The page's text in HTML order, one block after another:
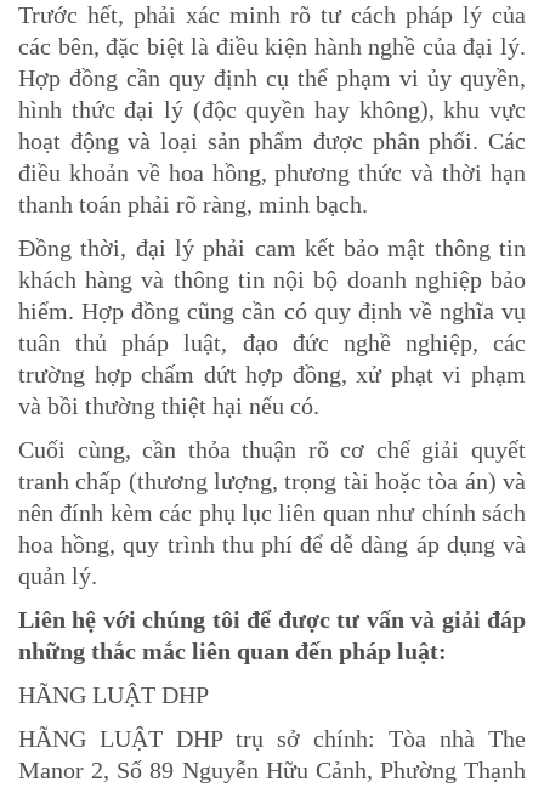
Trước hết, phải xác minh rõ tư cách pháp lý của
các bên, đặc biệt là điều kiện hành nghề của đại lý.
Hợp đồng cần quy định cụ thể phạm vi ủy quyền,
hình thức đại lý (độc quyền hay không), khu vực
hoạt động và loại sản phẩm được phân phối. Các
điều khoản về hoa hồng, phương thức và thời hạn
thanh toán phải rõ ràng, minh bạch.
Đồng thời, đại lý phải cam kết bảo mật thông tin
khách hàng và thông tin nội bộ doanh nghiệp bảo
hiểm. Hợp đồng cũng cần có quy định về nghĩa vụ
tuân thủ pháp luật, đạo đức nghề nghiệp, các
trường hợp chấm dứt hợp đồng, xử phạt vi phạm
và bồi thường thiệt hại nếu có.
Cuối cùng, cần thỏa thuận rõ cơ chế giải quyết
tranh chấp (thương lượng, trọng tài hoặc tòa án) và
nên đính kèm các phụ lục liên quan như chính sách
hoa hồng, quy trình thu phí để dễ dàng áp dụng và
quản lý.
Liên hệ với chúng tôi để được tư vấn và giải đáp
những thắc mắc liên quan đến pháp luật:
HÃNG LUẬT DHP
HÃNG LUẬT DHP trụ sở chính: Tòa nhà The
Manor 2, Số 89 Nguyễn Hữu Cảnh, Phường Thạnh